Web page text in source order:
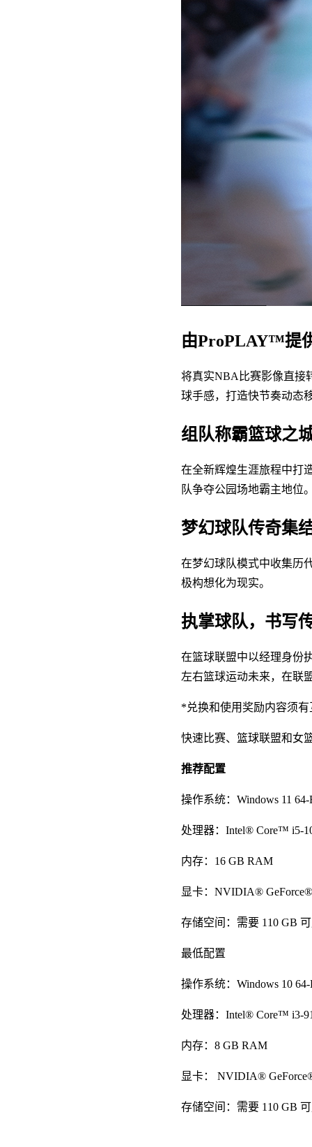
由ProPLAY™提
将真实NBA比赛影像直接
球手感，打造快节奏动态
组队称霸篮球之
在全新辉煌生涯旅程中打
队争夺公园场地霸主地位
梦幻球队传奇集
在梦幻球队模式中收集历
极构想化为现实。
执掌球队，书写
在篮球联盟中以经理身份
左右篮球运动未来，在联
*兑换和使用奖励内容须
快速比赛、篮球联盟和女
推荐配置
操作系统：Windows 11 64-
处理器：Intel® Core™ i5-
内存：16 GB RAM
显卡：NVIDIA®
存储空间：需要 110 GB
最低配置
操作系统：Windows 10 64-
处理器：Intel® Core™ i3-
内存：8 GB RAM
显卡： NVIDIA®
存储空间：需要 110 GB